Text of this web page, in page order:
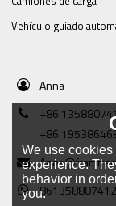
Vehículo guiado
Anna
+86
+86
We use
experience.
behavior in
you.